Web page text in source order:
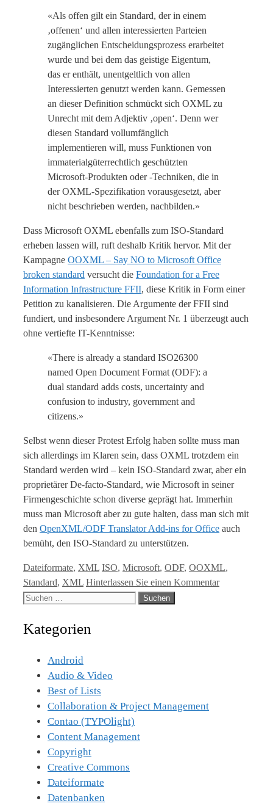
«Als offen gilt ein Standard, der in einem
‚offenen‘ und allen interessierten Parteien
zugänglichen Entscheidungsprozess erarbeitet
wurde und bei dem das geistige Eigentum,
das er enthält, unentgeltlich von allen
Interessierten genutzt werden kann. Gemessen
an dieser Definition schmückt sich OXML zu
Unrecht mit dem Adjektiv ‚open‘. Denn wer
diesen Standard vollumfänglich
implementieren will, muss Funktionen von
immaterialgüterrechtlich geschützten
Microsoft-Produkten oder -Techniken, die in
der OXML-Spezifikation vorausgesetzt, aber
nicht beschrieben werden, nachbilden.»
Dass Microsoft OXML ebenfalls zum ISO-Standard
erheben lassen will, ruft deshalb Kritik hervor. Mit der
Kampagne OOXML – Say NO to Microsoft Office
broken standard versucht die Foundation for a Free
Information Infrastructure FFII, diese Kritik in Form einer
Petition zu kanalisieren. Die Argumente der FFII sind
fundiert, und insbesondere Argument Nr. 1 überzeugt auch
ohne vertiefte IT-Kenntnisse:
«There is already a standard ISO26300
named Open Document Format (ODF): a
dual standard adds costs, uncertainty and
confusion to industry, government and
citizens.»
Selbst wenn dieser Protest Erfolg haben sollte muss man
sich allerdings im Klaren sein, dass OXML trotzdem ein
Standard werden wird – kein ISO-Standard zwar, aber ein
proprietärer De-facto-Standard, wie Microsoft in seiner
Firmengeschichte schon diverse geprägt hat. Immerhin
muss man Microsoft aber zu gute halten, dass man sich mit
den OpenXML/ODF Translator Add-ins for Office auch
bemüht, den ISO-Standard zu unterstützen.
Kategorien
Dateiformate, XML Tags
ISO, Microsoft, ODF, OOXML,
Standard, XML Hinterlassen Sie einen Kommentar
Suche
Kategorien
Android
Audio & Video
Best of Lists
Collaboration & Project Management
Contao (TYPOlight)
Content Management
Copyright
Creative Commons
Dateiformate
Datenbanken